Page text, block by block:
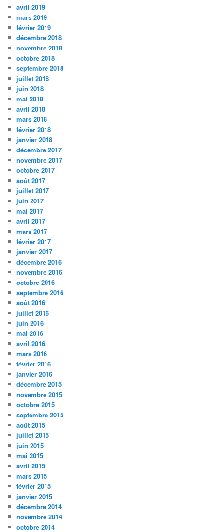
avril 2019
mars 2019
février 2019
décembre 2018
novembre 2018
octobre 2018
septembre 2018
juillet 2018
juin 2018
mai 2018
avril 2018
mars 2018
février 2018
janvier 2018
décembre 2017
novembre 2017
octobre 2017
août 2017
juillet 2017
juin 2017
mai 2017
avril 2017
mars 2017
février 2017
janvier 2017
décembre 2016
novembre 2016
octobre 2016
septembre 2016
août 2016
juillet 2016
juin 2016
mai 2016
avril 2016
mars 2016
février 2016
janvier 2016
décembre 2015
novembre 2015
octobre 2015
septembre 2015
août 2015
juillet 2015
juin 2015
mai 2015
avril 2015
mars 2015
février 2015
janvier 2015
décembre 2014
novembre 2014
octobre 2014